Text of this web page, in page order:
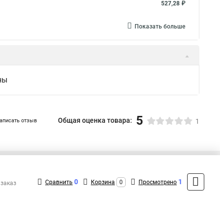
527,28 ₽
Показать больше
отзыв Общая оценка товара: 5 1
+7 (495) 432-41-41
MAX: +7 (936) 132-34-54
Сравнить 0 Корзина 0 Просмотрено 1